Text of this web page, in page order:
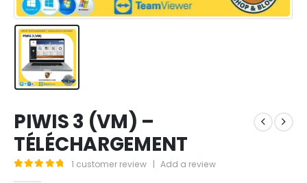
PIWIS 3 (VM) –
TÉLÉCHARGEMENT
1 customer review | Add a review